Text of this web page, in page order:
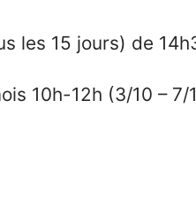
les 15 jours) de
10h-12h (3/10 – 7/